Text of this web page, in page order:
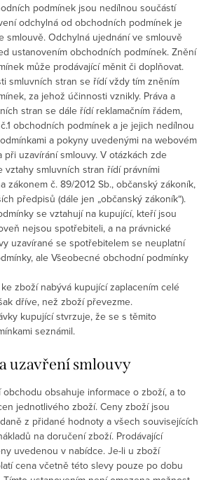
podmínek jsou nedílnou součástí
odchylná od obchodních podmínek je
smlouvě. Odchylná ujednání ve smlouvě
ustanovením obchodních podmínek. Znění
může prodávající měnit či doplňovat.
smluvních stran se řídí vždy tím zněním
za jehož účinnosti vznikly. Práva a
stran se dále řídí reklamačním řádem,
obchodních podmínek a je jejich nedílnou
a pokyny uvedenými na webovém
při uzavírání smlouvy. V otázkách zde
vztahy smluvních stran řídí právními
zákonem č. 89/2012 Sb., občanský zákoník,
předpisů (dále jen „občanský zákoník“).
se vztahují na kupující, kteří jsou
nejsou spotřebiteli, a na právnické
uzavírané se spotřebitelem se neuplatní
ale Všeobecné obchodní podmínky
zboží nabývá kupující zaplacením celé
dříve, než zboží převezme.
kupující stvrzuje, že se s těmito
seznámil.
uzavření smlouvy
obchodu obsahuje informace o zboží, a to
jednotlivého zboží. Ceny zboží jsou
z přidané hodnoty a všech souvisejících
na doručení zboží. Prodávající
uvedenou v nabídce. Je-li u zboží
cena včetně této slevy pouze po dobu